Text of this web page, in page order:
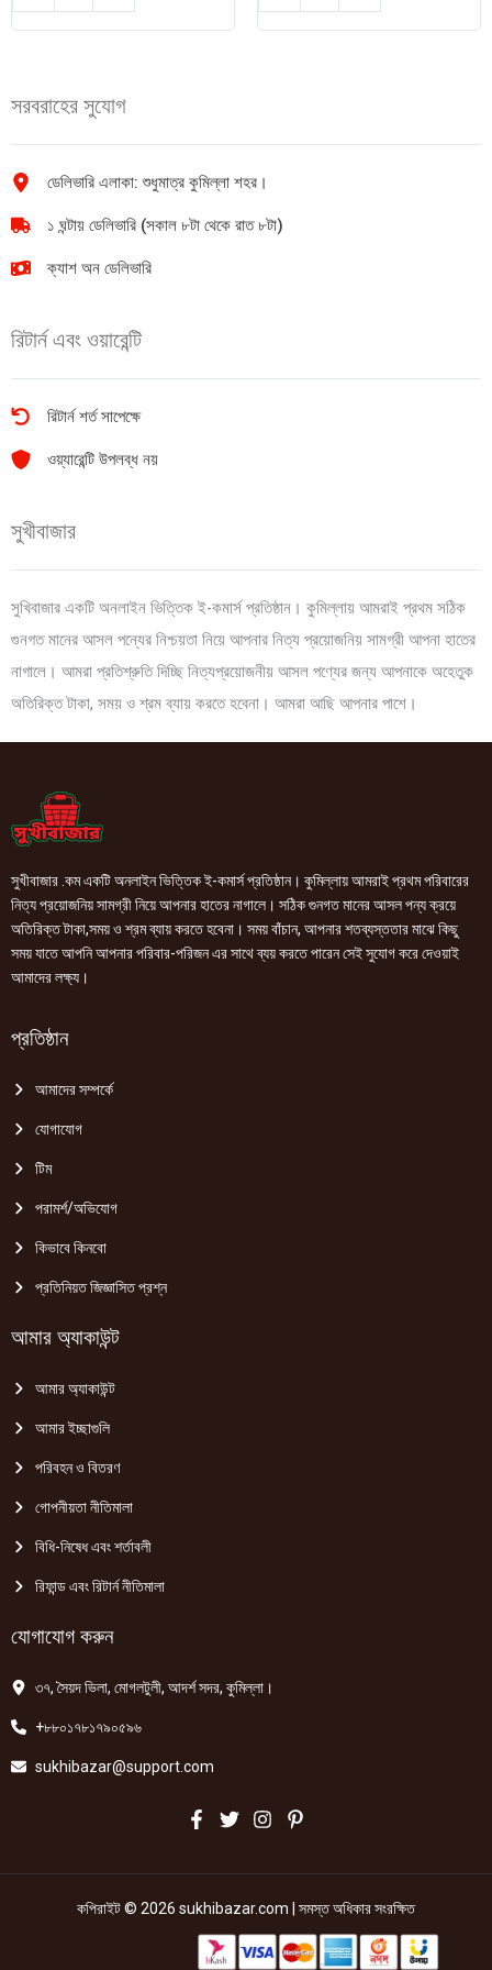
ডেইরি
মিল্ক
বার
Kat
কিটক্যাট
সরবরাহের সুযোগ
ডেলিভারি এলাকা: শুধুমাত্র কুমিল্লা শহর।
১ ঘন্টায় ডেলিভারি (সকাল ৮টা থেকে রাত ৮টা)
ক্যাশ অন ডেলিভারি
রিটার্ন এবং ওয়ারেন্টি
রিটার্ন শর্ত সাপেক্ষে
ওয়্যারেন্টি উপলব্ধ নয়
সুখীবাজার
সুখিবাজার একটি অনলাইন ভিত্তিক ই-কমার্স প্রতিষ্ঠান। কুমিল্লায় আমরাই প্রথম সঠিক
গুনগত মানের আসল পন্যের নিশ্চয়তা নিয়ে আপনার নিত্য প্রয়োজনিয় সামগ্রী আপনা হাতের
নাগালে। আমরা প্রতিশ্রুতি দিচ্ছি নিত্যপ্রয়োজনীয় আসল পণ্যের জন্য আপনাকে অহেতুক
অতিরিক্ত টাকা, সময় ও শ্রম ব্যায় করতে হবেনা। আমরা আছি আপনার পাশে।
সুখীবাজার .কম একটি অনলাইন ভিত্তিক ই-কমার্স প্রতিষ্ঠান। কুমিল্লায় আমরাই প্রথম পরিবারের
নিত্য প্রয়োজনিয় সামগ্রী নিয়ে আপনার হাতের নাগালে। সঠিক গুনগত মানের আসল পন্য ক্রয়ে
অতিরিক্ত টাকা,সময় ও শ্রম ব্যায় করতে হবেনা। সময় বাঁচান, আপনার শতব্যস্ততার মাঝে কিছু
সময় যাতে আপনি আপনার পরিবার-পরিজন এর সাথে ব্যয় করতে পারেন সেই সুযোগ করে দেওয়াই
আমাদের লক্ষ্য।
প্রতিষ্ঠান
আমাদের সম্পর্কে
যোগাযোগ
টিম
পরামর্শ/অভিযোগ
কিভাবে কিনবো
প্রতিনিয়ত জিজ্ঞাসিত প্রশ্ন
আমার অ্যাকাউন্ট
আমার অ্যাকাউন্ট
আমার ইচ্ছাগুলি
পরিবহন ও বিতরণ
গোপনীয়তা নীতিমালা
বিধি-নিষেধ এবং শর্তাবলী
রিফান্ড এবং রিটার্ন নীতিমালা
যোগাযোগ করুন
৩৭, সৈয়দ ভিলা, মোগলটুলী, আদর্শ সদর, কুমিল্লা।
+৮৮০১৭৮১৭৯০৫৯৬
sukhibazar@support.com
কপিরাইট © 2026 sukhibazar.com | সমস্ত অধিকার সংরক্ষিত